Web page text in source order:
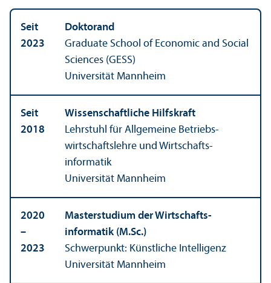
Seit
2023
Doktorand
Graduate School of Economic and Social
Sciences (GESS)
Universität Mannheim
Seit
2018
Wissenschaft­liche Hilfskraft
Lehr­stuhl für Allgemeine Betriebs­
wirtschafts­lehre und Wirtschafts­
informatik
Universität Mannheim
2020
–
2023
Master­studium der Wirtschafts­
informatik (M.Sc.)
Schwerpunkt: Künstliche Intelligenz
Universität Mannheim